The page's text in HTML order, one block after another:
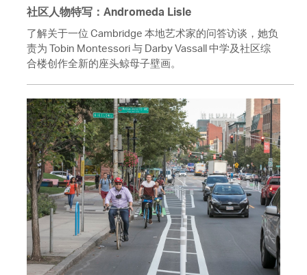
社区人物特写：Andromeda Lisle
了解关于一位 Cambridge 本地艺术家的问答访谈，她负
责为 Tobin Montessori 与 Darby Vassall 中学及社区综
合楼创作全新的座头鲸母子壁画。